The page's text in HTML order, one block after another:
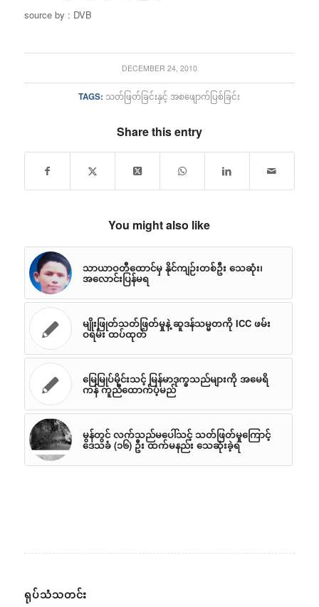
source by : DVB
DECEMBER 24, 2010
TAGS: သတ်ဖြတ်ခြင်းနှင့် အစဖျောက်ပြစ်ခြင်း
Share this entry
You might also like
သာယာဝတီထောင်မှ နိုင်ကျဉ်းတစ်ဦး သေဆုံး၊
အလောင်းပြန်မရ
မျိုးဖြုတ်သတ်ဖြတ်မှုနဲ့ ဆူဒန်သမ္မတကို ICC ဖမ်း
ဝရမ်း ထပ်ထုတ်
မြေမြုပ်မိုင်းသင့် မြန်မာဒုက္ခသည်များကို အမေရိ
ကန် ကူညီထောက်ပံ့မည်
မွန်တွင် လက်သည်မပေါ်သင့် သတ်ဖြတ်မှုကြောင့်
ဒေသခံ (၁၆) ဦး ထက်မနည်း သေဆုံးခဲ့ရ
ရုပ်သံသတင်း